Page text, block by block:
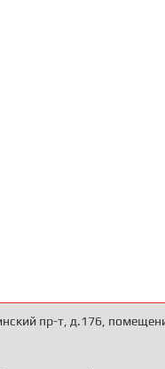
пр-т, д.176,